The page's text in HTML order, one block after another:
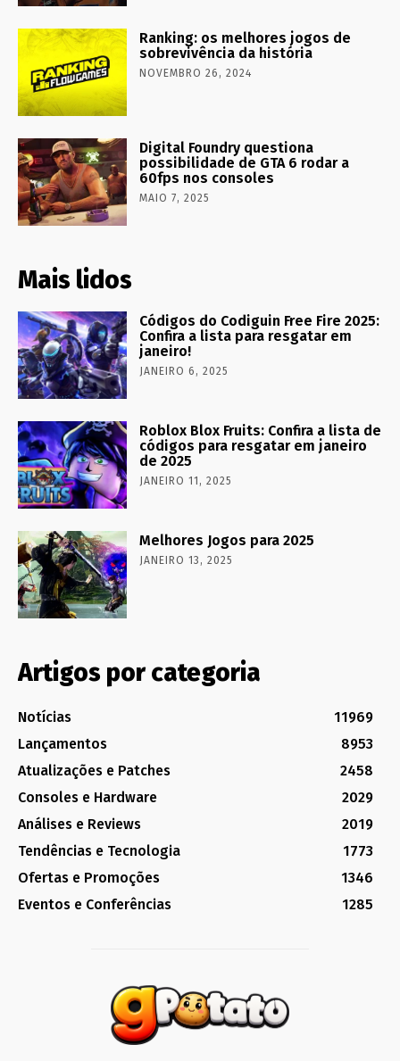
Ranking: os melhores jogos de
sobrevivência da história
NOVEMBRO 26, 2024
Digital Foundry questiona
possibilidade de GTA 6 rodar a
60fps nos consoles
MAIO 7, 2025
Mais lidos
Códigos do Codiguin Free Fire 2025:
Confira a lista para resgatar em
janeiro!
JANEIRO 6, 2025
Roblox Blox Fruits: Confira a lista de
códigos para resgatar em janeiro
de 2025
JANEIRO 11, 2025
Melhores Jogos para 2025
JANEIRO 13, 2025
Artigos por categoria
Notícias
11969
Lançamentos
8953
Atualizações e Patches
2458
Consoles e Hardware
2029
Análises e Reviews
2019
Tendências e Tecnologia
1773
Ofertas e Promoções
1346
Eventos e Conferências
1285